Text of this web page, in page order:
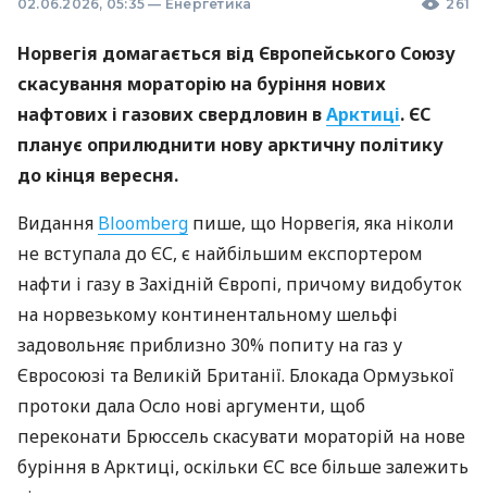
02.06.2026, 05:35 — Енергетика 261
Норвегія домагається від Європейського Союзу
скасування мораторію на буріння нових
нафтових і газових свердловин вАрктиці. ЄС
планує оприлюднити нову арктичну політику
до кінця вересня.
Видання Bloomberg пише, що Норвегія, яка ніколи
не вступала до ЄС, є найбільшим експортером
нафти і газу в Західній Європі, причому видобуток
на норвезькому континентальному шельфі
задовольняє приблизно 30% попиту на газ у
Євросоюзі та Великій Британії. Блокада Ормузької
протоки дала Осло нові аргументи, щоб
переконати Брюссель скасувати мораторій на нове
буріння в Арктиці, оскільки ЄС все більше залежить